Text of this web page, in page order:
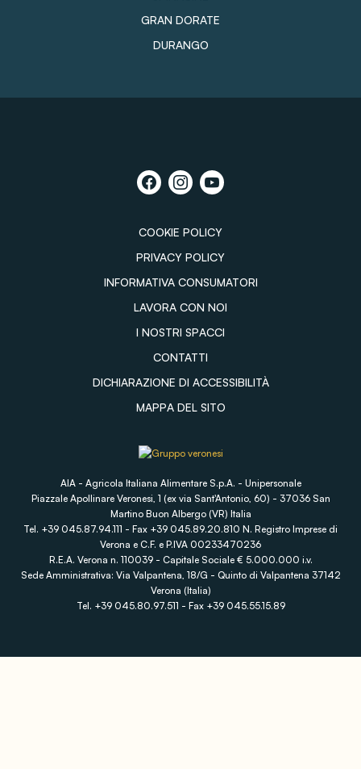
GRAN DORATE
DURANGO
COOKIE POLICY
PRIVACY POLICY
INFORMATIVA CONSUMATORI
LAVORA CON NOI
I NOSTRI SPACCI
CONTATTI
DICHIARAZIONE DI ACCESSIBILITÀ
MAPPA DEL SITO
AIA - Agricola Italiana Alimentare S.p.A. - Unipersonale
Piazzale Apollinare Veronesi, 1 (ex via Sant'Antonio, 60) - 37036 San
Martino Buon Albergo (VR) Italia
Tel. +39 045.87.94.111 - Fax +39 045.89.20.810 N. Registro Imprese di
Verona e C.F. e P.IVA 00233470236
R.E.A. Verona n. 110039 - Capitale Sociale € 5.000.000 i.v.
Sede Amministrativa: Via Valpantena, 18/G - Quinto di Valpantena 37142
Verona (Italia)
Tel. +39 045.80.97.511 - Fax +39 045.55.15.89